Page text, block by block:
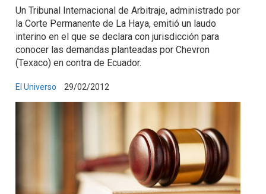
Un Tribunal Internacional de Arbitraje, administrado por
la Corte Permanente de La Haya, emitió un laudo
interino en el que se declara con jurisdicción para
conocer las demandas planteadas por Chevron
(Texaco) en contra de Ecuador.
El Universo 29/02/2012